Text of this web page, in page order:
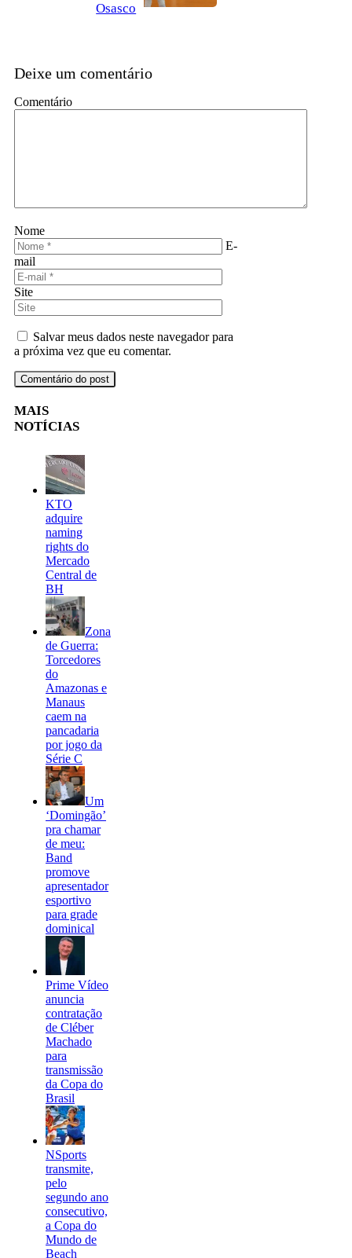
Osasco
Deixe um comentário
Comentário
Nome
E-
mail
Site
Salvar meus dados neste navegador para
a próxima vez que eu comentar.
MAIS
NOTÍCIAS
KTO
adquire
naming
rights do
Mercado
Central de
BH
Zona
de Guerra:
Torcedores
do
Amazonas e
Manaus
caem na
pancadaria
por jogo da
Série C
Um
‘Domingão’
pra chamar
de meu:
Band
promove
apresentador
esportivo
para grade
dominical
Prime Vídeo
anuncia
contratação
de Cléber
Machado
para
transmissão
da Copa do
Brasil
NSports
transmite,
pelo
segundo ano
consecutivo,
a Copa do
Mundo de
Beach